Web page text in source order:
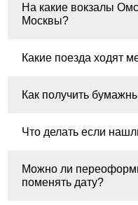
На какие вокзалы
Москвы?
Какие поезда ходят
Как получить
Что делать если
Можно ли
поменять дату?